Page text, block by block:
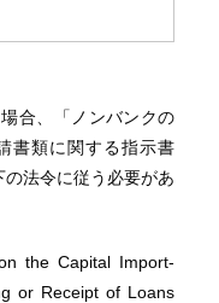
合、「ノンバンクの
書類に関する指示書
の法令に従う必要があ
the Capital Import-
or Receipt of Loans